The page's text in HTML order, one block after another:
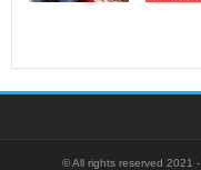
© All rights reserved 2021 -